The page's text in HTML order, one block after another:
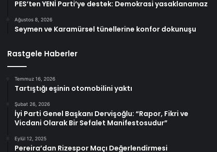
PES’ten YENİ Parti’ye destek: Demokrasi yasaklanamaz
Ağustos 8, 2026
Seymen ve Karamürsel tünellerine konfor dokunuşu
Rastgele Haberler
Temmuz 16, 2026
Tartıştığı eşinin otomobilini yaktı
Şubat 26, 2026
İyi Parti Genel Başkanı Dervişoğlu: “Rapor, Fikri ve
Vicdani Olarak Bir Sefalet Manifestosudur”
Eylül 12, 2025
Pereira’dan Rizespor Maçı Değerlendirmesi